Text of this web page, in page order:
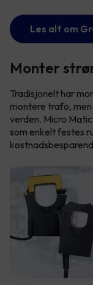
Les alt om
Monter
Tradisjonelt har
montere trafo,
verden. Micro
som enkelt festes